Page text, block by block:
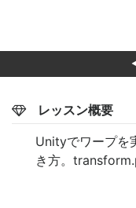
レッスン概要
Unityでワープを
き方。